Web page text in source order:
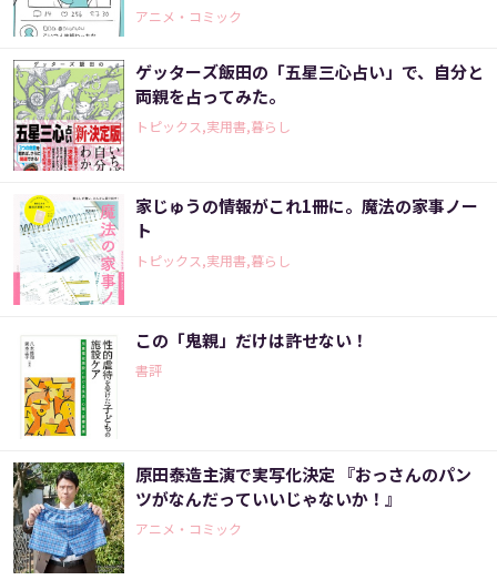
アニメ・コミック
ゲッターズ飯田の「五星三心占い」で、自分と
両親を占ってみた。
トピックス,実用書,暮らし
家じゅうの情報がこれ1冊に。魔法の家事ノー
ト
トピックス,実用書,暮らし
この「鬼親」だけは許せない！
書評
原田泰造主演で実写化決定 『おっさんのパン
ツがなんだっていいじゃないか！』
アニメ・コミック